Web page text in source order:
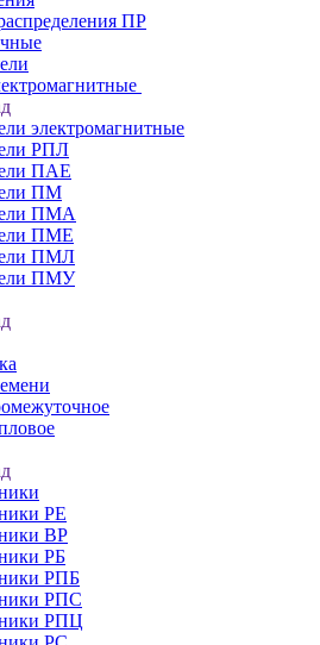
ПР
электромагнитные
РПЛ
ПАЕ
ПМ
ПМА
ПМЕ
ПМЛ
ПМУ
РЕ
ВР
РБ
РПБ
РПС
РПЦ